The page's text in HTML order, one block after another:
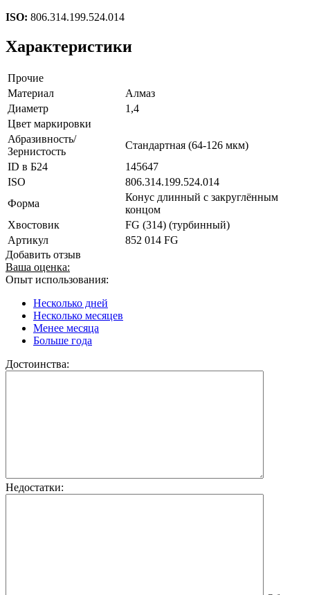
ISO: 806.314.199.524.014
Характеристики
Прочие
Материал
Алмаз
Диаметр
1,4
Цвет маркировки
Абразивность/
Зернистость
Стандартная (64-126 мкм)
ID в Б24
145647
ISO
806.314.199.524.014
Форма
Конус длинный с закруглённым
концом
Хвостовик
FG (314) (турбинный)
Артикул
852 014 FG
Добавить отзыв
Ваша оценка:
Опыт использования:
Несколько дней
Несколько месяцев
Менее месяца
Больше года
Достоинства:
Недостатки: